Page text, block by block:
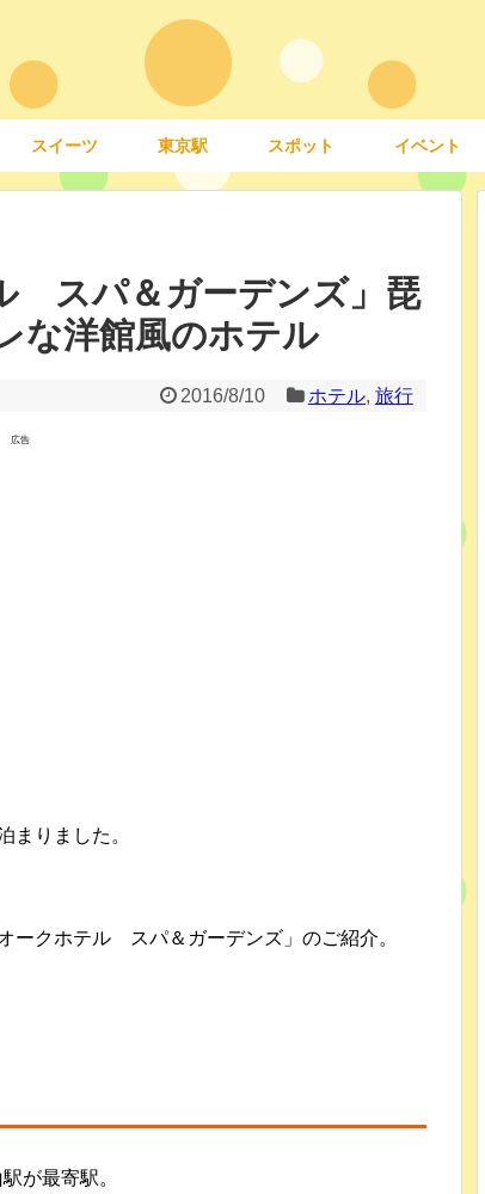
スイーツ 東京駅 スポット イベント
スパ＆ガーデンズ」琵
な洋館風のホテル
2016/8/10 ホテル, 旅行
広告
まりました。
ークホテル スパ＆ガーデンズ」のご紹介。
が最寄駅。